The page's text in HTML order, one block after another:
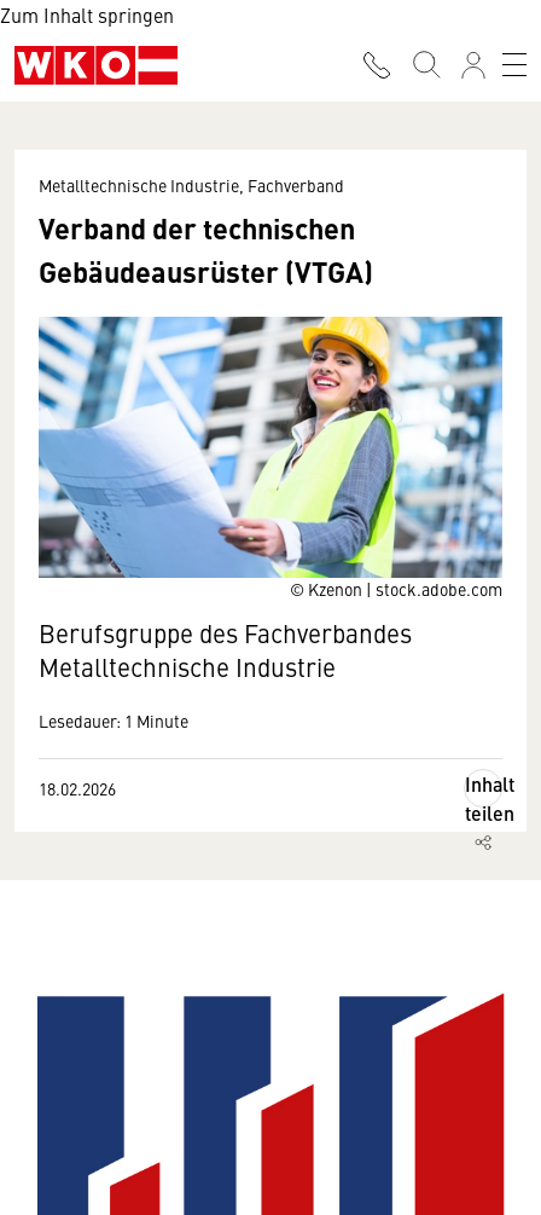
Zum Inhalt springen
© Kzenon | stock.adobe.com
Metalltechnische Industrie, Fachverband
Verband der technischen
Gebäudeausrüster (VTGA)
Berufsgruppe des Fachverbandes
Metalltechnische Industrie
Lesedauer: 1 Minute
18.02.2026
Inhalt
teilen